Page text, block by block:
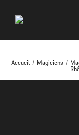
Accueil / Magiciens /